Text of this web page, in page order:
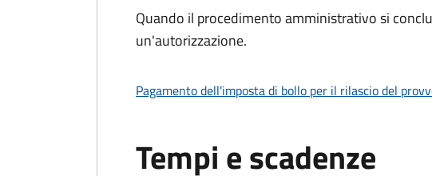
Quando il procedimento amministrativo si
un'autorizzazione.
Pagamento dell'imposta di bollo per il rilascio del
Tempi e scadenze